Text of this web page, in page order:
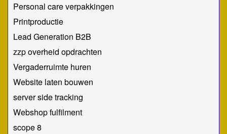
Personal care verpakkingen
Printproductie
Lead Generation B2B
zzp overheid opdrachten
Vergaderruimte huren
Website laten bouwen
server side tracking
Webshop fulfilment
scope 8